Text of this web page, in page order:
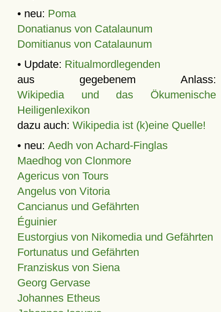
• neu: Poma
Donatianus von Catalaunum
Domitianus von Catalaunum
• Update: Ritualmordlegenden
aus gegebenem Anlass:
Wikipedia und das Ökumenische
Heiligenlexikon
dazu auch: Wikipedia ist (k)eine Quelle!
• neu: Aedh von Achard-Finglas
Maedhog von Clonmore
Agericus von Tours
Angelus von Vitoria
Cancianus und Gefährten
Éguinier
Eustorgius von Nikomedia und Gefährten
Fortunatus und Gefährten
Franziskus von Siena
Georg Gervase
Johannes Etheus